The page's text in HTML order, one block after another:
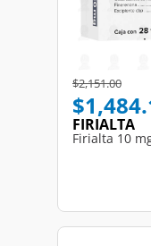
Price reduced
$2,151.00to
FIRIALTA
Firialta 10